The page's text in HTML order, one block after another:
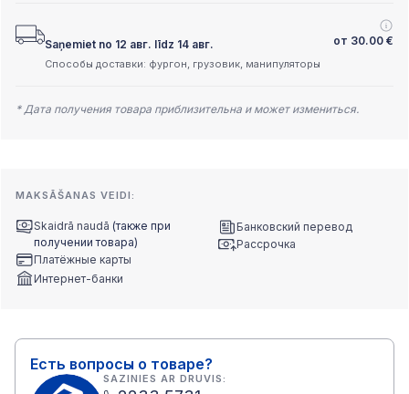
Saņemiet no 12 авг. līdz 14 авг. от 30.00 €
Способы доставки: фургон, грузовик, манипуляторы
* Дата получения товара приблизительна и может измениться.
MAKSĀŠANAS VEIDI:
Skaidrā naudā (также при
получении товара)
Платёжные карты
Интернет-банки
Банковский перевод
Рассрочка
Есть вопросы о товаре?
SAZINIES AR DRUVIS: